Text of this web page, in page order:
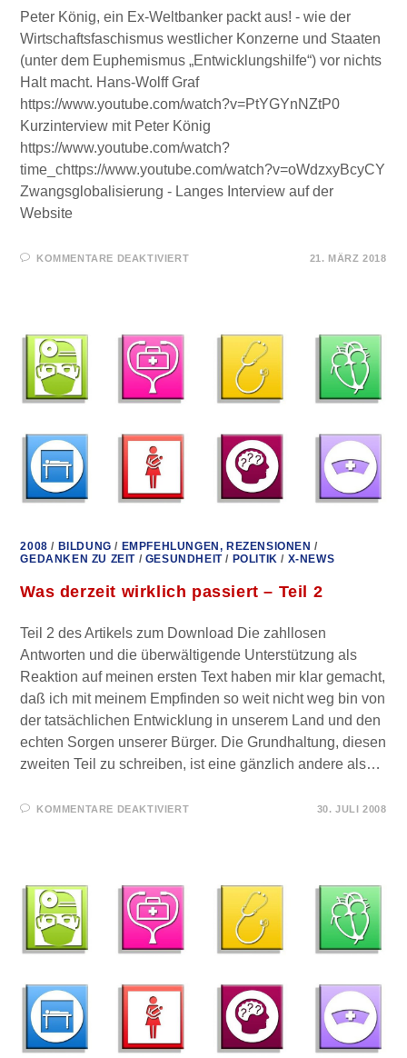
Peter König, ein Ex-Weltbanker packt aus! - wie der
Wirtschaftsfaschismus westlicher Konzerne und Staaten
(unter dem Euphemismus „Entwicklungshilfe“) vor nichts
Halt macht. Hans-Wolff Graf
https://www.youtube.com/watch?v=PtYGYnNZtP0
Kurzinterview mit Peter König
https://www.youtube.com/watch?
time_chttps://www.youtube.com/watch?v=oWdzxyBcyCY
Zwangsglobalisierung - Langes Interview auf der
Website
KOMMENTARE DEAKTIVIERTFÜR
WELTBANKER
KOENIG
21. MÄRZ 2018
2008 / BILDUNG / EMPFEHLUNGEN, REZENSIONEN /
GEDANKEN ZU ZEIT / GESUNDHEIT/ POLITIK / X-NEWS
Was derzeit wirklich passiert – Teil 2
Teil 2 des Artikels zum Download Die zahllosen
Antworten und die überwältigende Unterstützung als
Reaktion auf meinen ersten Text haben mir klar gemacht,
daß ich mit meinem Empfinden so weit nicht weg bin von
der tatsächlichen Entwicklung in unserem Land und den
echten Sorgen unserer Bürger. Die Grundhaltung, diesen
zweiten Teil zu schreiben, ist eine gänzlich andere als…
KOMMENTARE DEAKTIVIERTFÜR
30. JULI 2008